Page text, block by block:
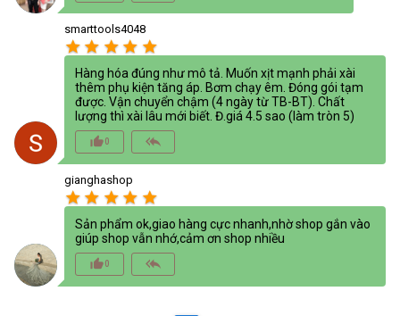
smarttools4048
star star star star star
Hàng hóa đúng như mô tả. Muốn xịt mạnh phải xài
thêm phụ kiện tăng áp. Bơm chạy êm. Đóng gói tạm
được. Vận chuyển chậm (4 ngày từ TB-BT). Chất
lượng thì xài lâu mới biết. Đ.giá 4.5 sao (làm tròn 5)
thumb_up_alt0 reply_all
gianghashop
star star star star star
Sản phẩm ok,giao hàng cực nhanh,nhờ shop gắn vào
giúp shop vẫn nhớ,cảm ơn shop nhiều
thumb_up_alt0 reply_all